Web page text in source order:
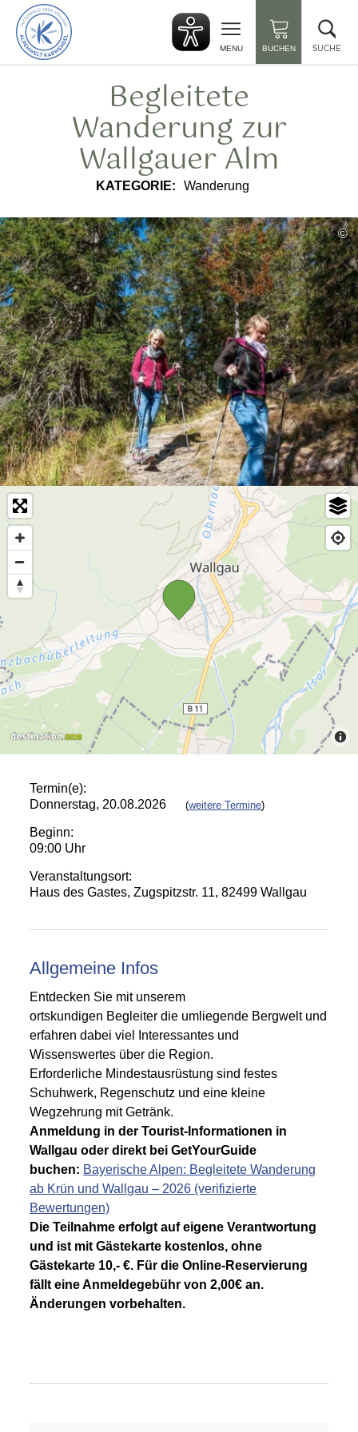
zurück
zur
Startseite
MENU BUCHEN SUCHE
Begleitete
Wanderung zur
Wallgauer Alm
KATEGORIE: Wanderung
©
Termin(e):
Donnerstag, 20.08.2026
(weitere Termine)
Beginn:
09:00 Uhr
Veranstaltungsort:
Haus des Gastes, Zugspitzstr. 11, 82499 Wallgau
Allgemeine Infos
Entdecken Sie mit unserem
ortskundigen Begleiter die umliegende Bergwelt und
erfahren dabei viel Interessantes und
Wissenswertes über die Region.
Erforderliche Mindestausrüstung sind festes
Schuhwerk, Regenschutz und eine kleine
Wegzehrung mit Getränk.
Anmeldung in der Tourist-Informationen in
Wallgau oder direkt bei GetYourGuide
buchen: Bayerische Alpen: Begleitete Wanderung
ab Krün und Wallgau – 2026 (verifizierte
Bewertungen)
Die Teilnahme erfolgt auf eigene Verantwortung
und ist mit Gästekarte kostenlos, ohne
Gästekarte 10,- €. Für die Online-Reservierung
fällt eine Anmeldegebühr von 2,00€ an.
Änderungen vorbehalten.